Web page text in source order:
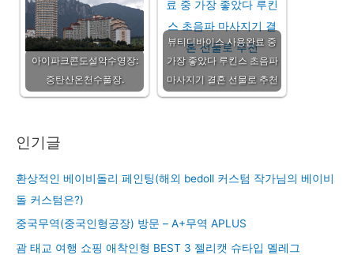
아이파크콘도설악수영장:
중탄산온천수풀장.
뷰티디바이스 사용완료 중
가장 좋았다 루킨스 초음파
마사지기 결혼 선물로 추천
인기글
환상적인 베이비돌리 페인팅(해외 bedoll 커스텀 작가님의 베이비
돌 커스텀은?)
중국무역(중국인형공장) 방문 – A+무역 APLUS
괌 태교 여행 쇼핑 애착인형 BEST 3 젤리캣 슈타입 멜레그